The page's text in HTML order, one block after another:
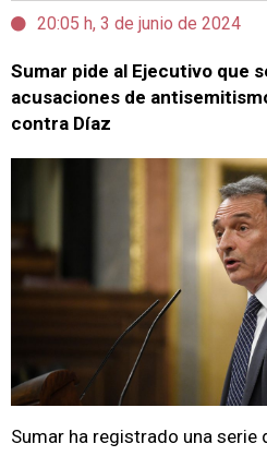
20:05 h, 3 de junio de 2024
Sumar pide al Ejecutivo que
acusaciones de
contra Díaz
Sumar ha registrado una serie